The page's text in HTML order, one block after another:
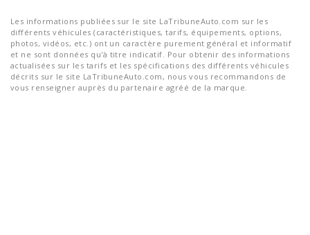
Les informations publiées sur le site LaTribuneAuto.com sur les
différents véhicules (caractéristiques, tarifs, équipements, options,
photos, vidéos, etc.) ont un caractère purement général et informatif
et ne sont données qu'à titre indicatif. Pour obtenir des informations
actualisées sur les tarifs et les spécifications des différents véhicules
décrits sur le site LaTribuneAuto.com, nous vous recommandons de
vous renseigner auprès du partenaire agréé de la marque.